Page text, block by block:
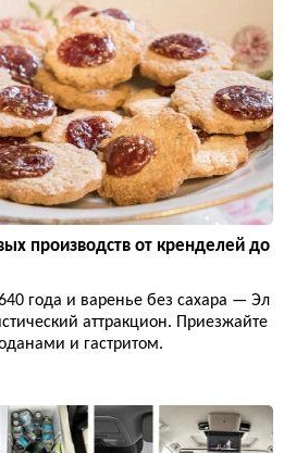
производств от кренделей до
года и варенье без сахара — Эл
аттракцион. Приезжайте
и гастритом.